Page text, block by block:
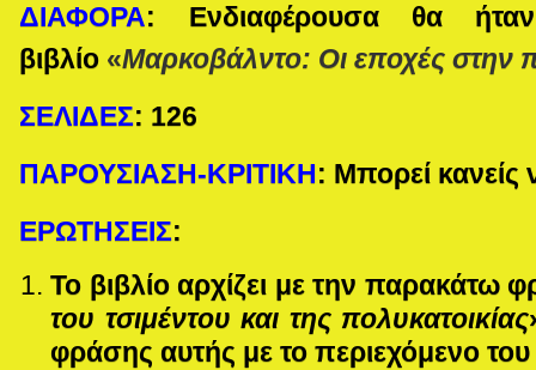
ΔΙΑΦΟΡΑ: Ενδιαφέρουσα θα
βιβλίο «Μαρκοβάλντο: Οι εποχές στην
ΣΕΛΙΔΕΣ: 126
ΠΑΡΟΥΣΙΑΣΗ-ΚΡΙΤΙΚΗ: Μπορεί κανείς
ΕΡΩΤΗΣΕΙΣ:
Το βιβλίο αρχίζει με την παρακάτω
του τσιμέντου και της πολυκατοικίας
φράσης αυτής με το περιεχόμενο του